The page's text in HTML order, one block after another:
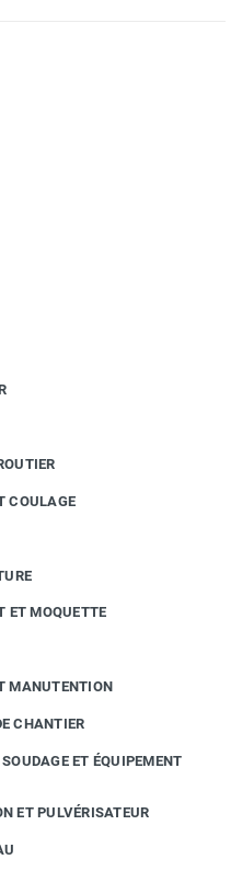
COULAGE
ET MOQUETTE
MANUTENTION
CHANTIER
ET ÉQUIPEMENT
ET PULVÉRISATEUR